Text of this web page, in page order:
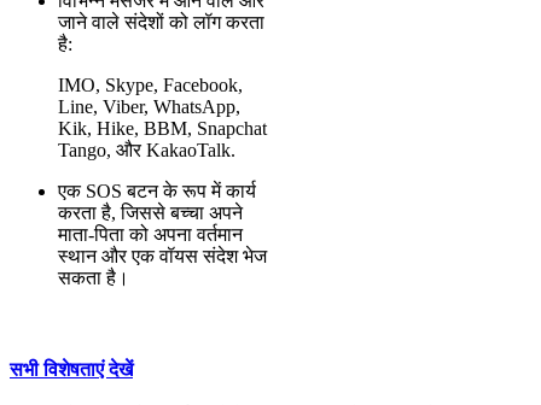
जाने वाले संदेशों को लॉग करता
है:
IMO, Skype, Facebook,
Line, Viber, WhatsApp,
Kik, Hike, BBM, Snapchat
Tango, और KakaoTalk.
एक SOS बटन के रूप में कार्य
करता है, जिससे बच्चा अपने
माता-पिता को अपना वर्तमान
स्थान और एक वॉयस संदेश भेज
सकता है।
सभी विशेषताएं देखें